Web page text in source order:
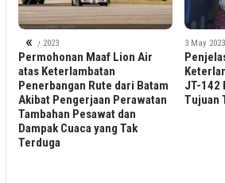
«
3 May 2023
Permohonan Maaf Lion Air
atas Keterlambatan
Penerbangan Rute dari Batam
Akibat Pengerjaan Perawatan
Tambahan Pesawat dan
Dampak Cuaca yang Tak
Terduga
3 May 2023
JT-142
Tujuan